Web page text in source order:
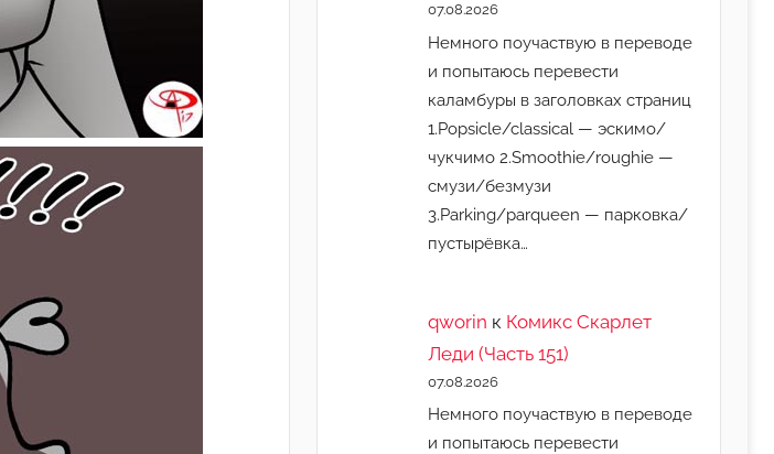
07.08.2026
Немного поучаствую в переводе
и попытаюсь перевести
каламбуры в заголовках страниц
1.Popsicle/classical — эскимо/
чукчимо 2.Smoothie/roughie —
смузи/безмузи
3.Parking/parqueen — парковка/
пустырёвка…
qworin к Комикс Скарлет
Леди (Часть 151)
07.08.2026
Немного поучаствую в переводе
и попытаюсь перевести